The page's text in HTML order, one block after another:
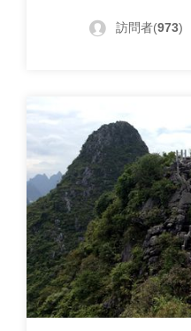
訪問者(973)